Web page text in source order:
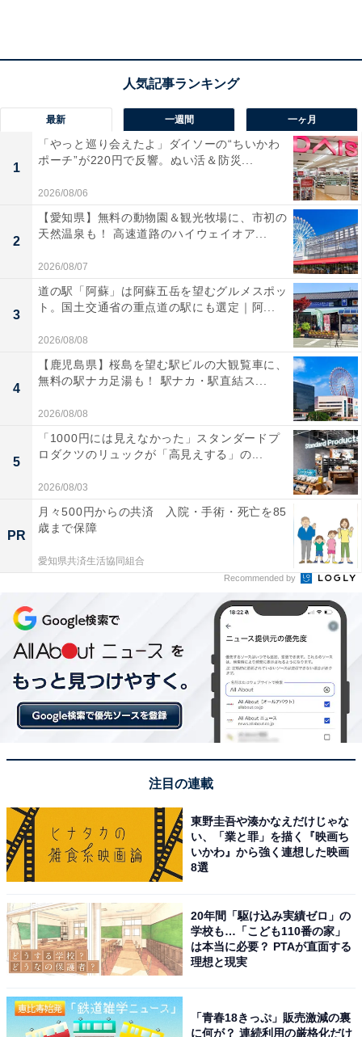
タからは、夜中に30度を超えるような熱帯夜の日、深夜
いることが分かりました。厳しい暑さの夜、多くの人が
睡眠中に暑さや寒さを感じて目を覚まし、エアコンを付
けたり消したりしているようです。
熱帯夜の快眠のコツ1：エアコンは寝室に入る30分
前にON、上に向けて風をあてておく
パナソニック睡眠改善インストラクターの菊地真由美さ
んによると、一般的には室温26～28度が心地よく眠れる
環境。そして、温度同様に重要なのがエアコンを運転さ
せるタイミングです。室温が下がるまでに時間がかかる
ことがあるため、寝室に入る30分前にエアコンを付けて
おくのがおすすめ。上に向けて風をあてておくのが、効
率よく良い睡眠環境を作るコツだそうです。
最新 一週間 一ヶ月
1
「やっと巡り会えたよ」ダイソーの“ちいかわ
ポーチ”が220円で反響。ぬい活＆防災...
2026/08/06
2
【愛知県】無料の動物園＆観光牧場に、市初の
天然温泉も！ 高速道路のハイウェイオア...
2026/08/07
3
道の駅「阿蘇」は阿蘇五岳を望むグルメスポッ
ト。国土交通省の重点道の駅にも選定｜阿...
2026/08/08
4
【鹿児島県】桜島を望む駅ビルの大観覧車に、
無料の駅ナカ足湯も！ 駅ナカ・駅直結ス...
2026/08/08
5
「1000円には見えなかった」スタンダードプ
ロダクツのリュックが「高見えする」の...
2026/08/03
PR
月々500円からの共済 入院・手術・死亡を85
歳まで保障
愛知県共済生活協同組合
Recommended by
注目の連載
東野圭吾や湊かなえだけじゃな
い、「業と罪」を描く『映画ち
いかわ』から強く連想した映画
8選
20年間「駆け込み実績ゼロ」の
学校も…「こども110番の家」
は本当に必要？ PTAが直面する
理想と現実
「青春18きっぷ」販売激減の裏
に何が？ 連続利用の厳格化だけ